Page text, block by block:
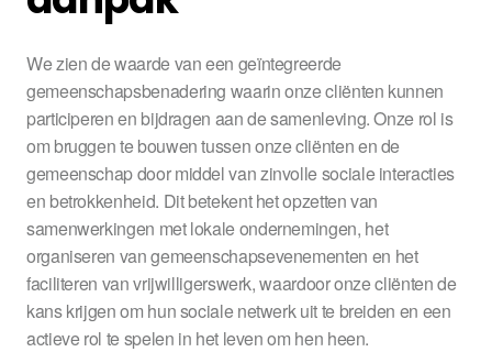
We zien de waarde van een geïntegreerde
gemeenschapsbenadering waarin onze cliënten kunnen
participeren en bijdragen aan de samenleving. Onze rol is
om bruggen te bouwen tussen onze cliënten en de
gemeenschap door middel van zinvolle sociale interacties
en betrokkenheid. Dit betekent het opzetten van
samenwerkingen met lokale ondernemingen, het
organiseren van gemeenschapsevenementen en het
faciliteren van vrijwilligerswerk, waardoor onze cliënten de
kans krijgen om hun sociale netwerk uit te breiden en een
actieve rol te spelen in het leven om hen heen.